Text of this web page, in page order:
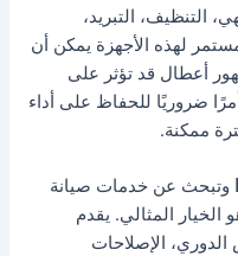
التنظيف، التبريد،
لهذه الأجهزة يمكن أن
أعطال قد تؤثر على
أمرًا ضروريًا للحفاظ على أداء
ممكنة.
وتبحث عن خدمات صيانة
الخيار المثالي. يقدم
الإصلاحات